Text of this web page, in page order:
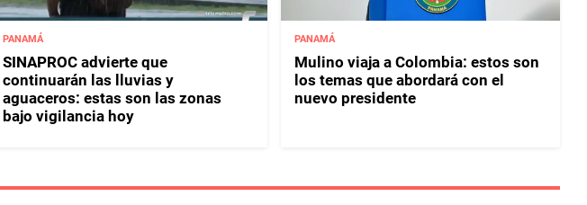
PANAMÁ
SINAPROC advierte que
continuarán las lluvias y
aguaceros: estas son las zonas
bajo vigilancia hoy
PANAMÁ
Mulino viaja a Colombia: estos son
los temas que abordará con el
nuevo presidente